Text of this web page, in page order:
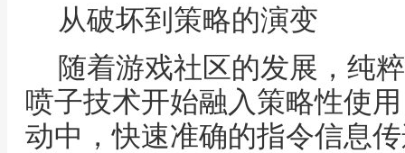
从破坏到策略的演变
随着游戏社区的发展，纯
喷子技术开始融入策略性使
动中，快速准确的指令信息